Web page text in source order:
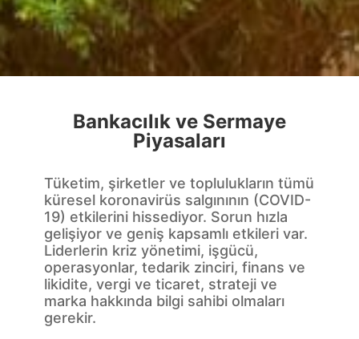
Bankacılık ve Sermaye
Piyasaları
Tüketim, şirketler ve toplulukların tümü
küresel koronavirüs salgınının (COVID-
19) etkilerini hissediyor. Sorun hızla
gelişiyor ve geniş kapsamlı etkileri var.
Liderlerin kriz yönetimi, işgücü,
operasyonlar, tedarik zinciri, finans ve
likidite, vergi ve ticaret, strateji ve
marka hakkında bilgi sahibi olmaları
gerekir.